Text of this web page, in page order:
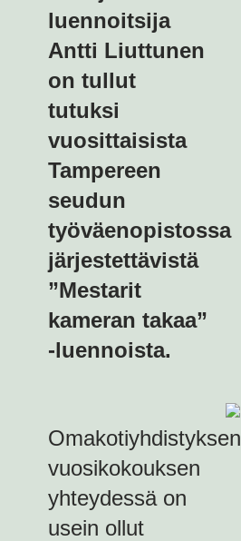
luennoitsija
Antti Liuttunen
on tullut
tutuksi
vuosittaisista
Tampereen
seudun
työväenopistossa
järjestettävistä
”Mestarit
kameran takaa”
-luennoista.
Omakotiyhdistyksen
vuosikokouksen
yhteydessä on
usein ollut